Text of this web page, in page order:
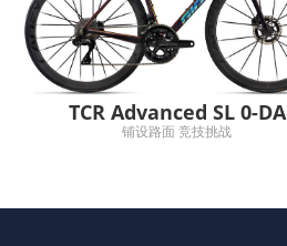
TCR Advanced SL 0-DA
铺设路面 竞技挑战